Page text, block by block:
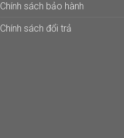
Chính sách bảo hành
Chính sách đổi trả